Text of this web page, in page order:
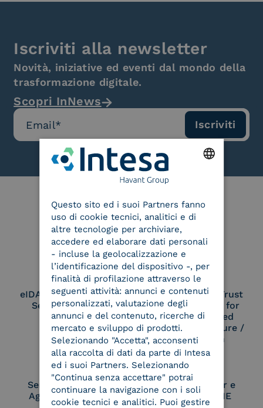
Iscriviti alla newsletter
Novità, iniziative ed eventi dal mondo della
trasformazione digitale.
Scopri InNews
Le nostre certificazioni
eIDAS Qualified Trust
Service Provider
eIDAS Qualified Trust
Service Provider for
Remote Qualified
Electronic Signature /
Seal Creation
Service Provider e
Aggregatore SPID
Service Provider e
Aggregatore CIE
ITALIAN
Questo sito ed i suoi Partners fanno
uso di cookie tecnici, analitici e di
altre tecnologie per archiviare,
accedere ed elaborare dati personali
- incluse la geolocalizzazione e
l’identificazione del dispositivo -, per
finalità di profilazione attraverso le
seguenti attività: annunci e contenuti
personalizzati, valutazione degli
annunci e del contenuto, ricerche di
mercato e sviluppo di prodotti.
Selezionando "Accetta", acconsenti
alla raccolta di dati da parte di Intesa
ed i suoi Partners. Selezionando
"Continua senza accettare" potrai
continuare la navigazione con i soli
cookie tecnici e analitici. Puoi gestire